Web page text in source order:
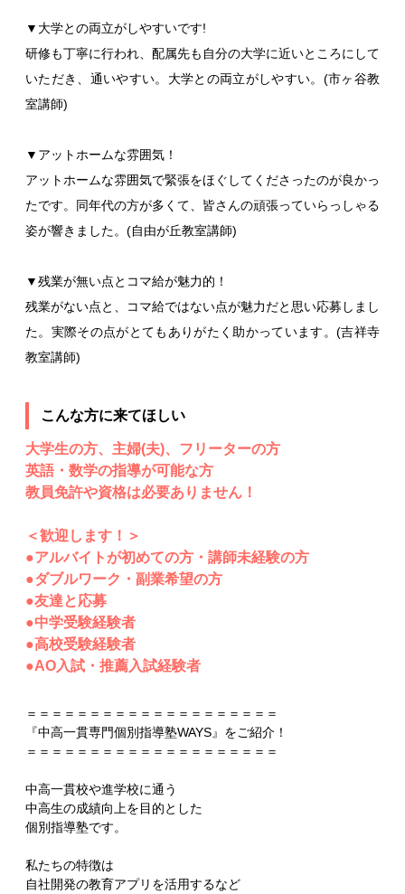
▼大学との両立がしやすいです!
研修も丁寧に行われ、配属先も自分の大学に近いところにして
いただき、通いやすい。大学との両立がしやすい。(市ヶ谷教
室講師)
▼アットホームな雰囲気！
アットホームな雰囲気で緊張をほぐしてくださったのが良かっ
たです。同年代の方が多くて、皆さんの頑張っていらっしゃる
姿が響きました。(自由が丘教室講師)
▼残業が無い点とコマ給が魅力的！
残業がない点と、コマ給ではない点が魅力だと思い応募しまし
た。実際その点がとてもありがたく助かっています。(吉祥寺
教室講師)
こんな方に来てほしい
大学生の方、主婦(夫)、フリーターの方
英語・数学の指導が可能な方
教員免許や資格は必要ありません！
＜歓迎します！＞
●アルバイトが初めての方・講師未経験の方
●ダブルワーク・副業希望の方
●友達と応募
●中学受験経験者
●高校受験経験者
●AO入試・推薦入試経験者
＝＝＝＝＝＝＝＝＝＝＝＝＝＝＝＝＝＝＝＝
『中高一貫専門個別指導塾WAYS』をご紹介！
＝＝＝＝＝＝＝＝＝＝＝＝＝＝＝＝＝＝＝＝
中高一貫校や進学校に通う
中高生の成績向上を目的とした
個別指導塾です。
私たちの特徴は
自社開発の教育アプリを活用するなど